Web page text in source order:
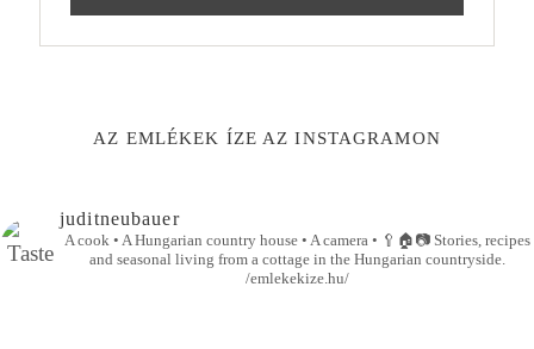
AZ EMLÉKEK ÍZE AZ INSTAGRAMON
juditneubauer
A cook • A Hungarian country house • A camera • 🥄🏠📷Stories, recipes
and seasonal living from a cottage in the Hungarian countryside.
/emlekekize.hu/